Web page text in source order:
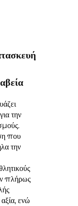
την
που
την
πλήρως
ενώ